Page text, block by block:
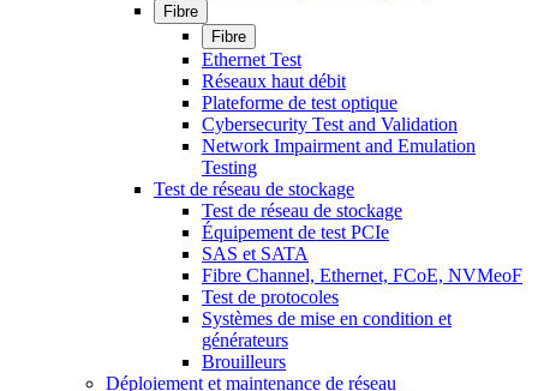
Fibre
Fibre
Ethernet Test
Réseaux haut débit
Plateforme de test optique
Cybersecurity Test and Validation
Network Impairment and Emulation
Testing
Test de réseau de stockage
Test de réseau de stockage
Équipement de test PCIe
SAS et SATA
Fibre Channel, Ethernet, FCoE, NVMeoF
Test de protocoles
Systèmes de mise en condition et
générateurs
Brouilleurs
Déploiement et maintenance de réseau